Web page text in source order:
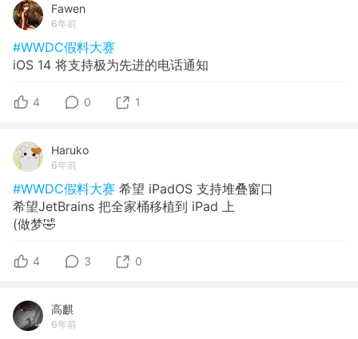
Fawen
6年前
#WWDC假料大赛
iOS 14 将支持极为先进的电话通知
4 0 1
Haruko
6年前
#WWDC假料大赛 希望 iPadOS 支持堆叠窗口
希望JetBrains 把全家桶移植到 iPad 上
(做梦🤣
4 3 0
高麒
6年前